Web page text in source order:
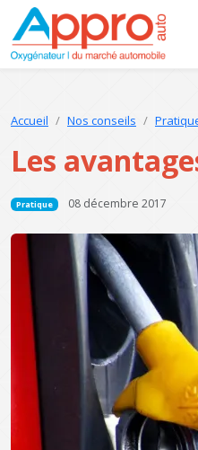
Accueil Nos conseils
Les
Pratique 08 décembre 2017